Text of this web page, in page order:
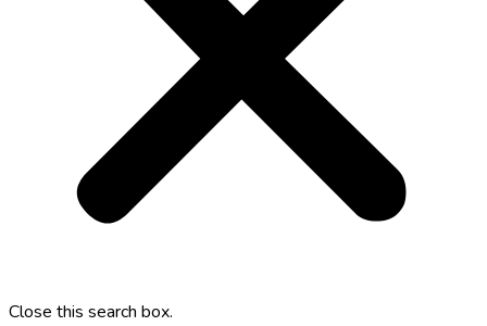
Close this search box.